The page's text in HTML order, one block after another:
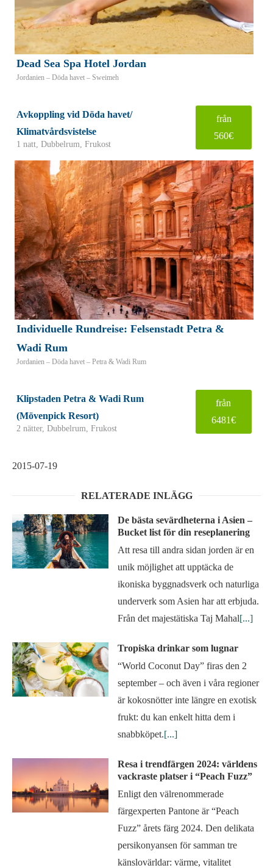
Dead Sea Spa Hotel Jordan
Jordanien – Döda havet – Sweimeh
Avkoppling vid Döda havet/
Klimatvårdsvistelse
1 natt, Dubbelrum, Frukost
från
560€
Individuelle Rundreise: Felsenstadt Petra &
Wadi Rum
Jordanien – Döda havet – Petra & Wadi Rum
Klipstaden Petra & Wadi Rum
(Mövenpick Resort)
2 nätter, Dubbelrum, Frukost
från
6481€
2015-07-19
RELATERADE INLÄGG
De bästa sevärdheterna i Asien –
Bucket list för din reseplanering
Att resa till andra sidan jorden är en
unik möjlighet att upptäcka de
ikoniska byggnadsverk och naturliga
underverk som Asien har att erbjuda.
Från det majestätiska Taj Mahal[...]
Tropiska drinkar som lugnar
“World Coconut Day” firas den 2
september – och även i våra regioner
är kokosnötter inte längre en exotisk
frukt: du kan enkelt hitta dem i
snabbköpet.[...]
Resa i trendfärgen 2024: världens
vackraste platser i “Peach Fuzz”
Enligt den välrenommerade
färgexperten Pantone är “Peach
Fuzz” årets färg 2024. Den delikata
persikonyansen för samman tre
känslovärldar: värme, vitalitet